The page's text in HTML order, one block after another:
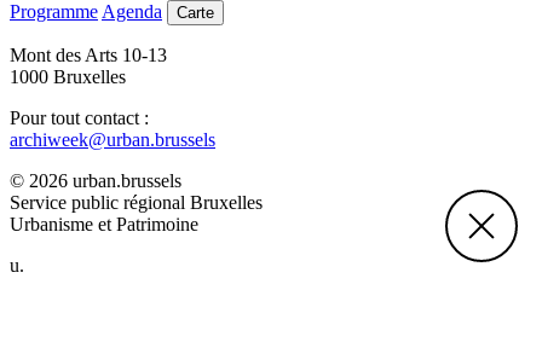
Programme Agenda Carte
Mont des Arts 10-13
1000 Bruxelles
Pour tout contact :
archiweek@urban.brussels
© 2026 urban.brussels
Service public régional Bruxelles
Urbanisme et Patrimoine
u.